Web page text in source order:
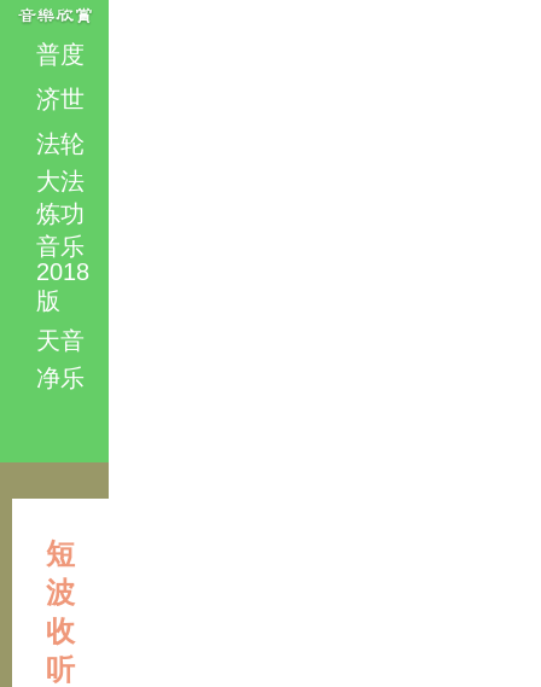
普度
济世
法轮
大法
炼功
音乐
2018
版
天音
净乐
短
波
收
听